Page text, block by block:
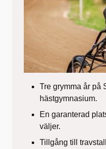
Tre grymma år på
hästgymnasium.
En garanterad
väljer.
Tillgång till